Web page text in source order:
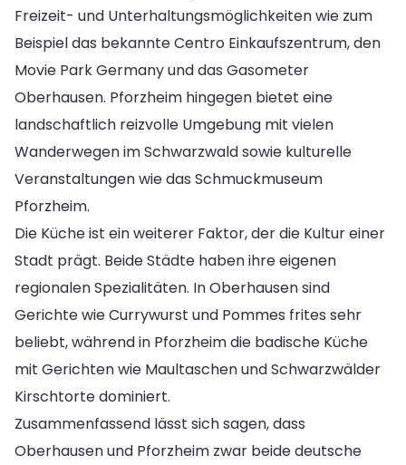
Freizeit- und Unterhaltungsmöglichkeiten wie zum
Beispiel das bekannte Centro Einkaufszentrum, den
Movie Park Germany und das Gasometer
Oberhausen. Pforzheim hingegen bietet eine
landschaftlich reizvolle Umgebung mit vielen
Wanderwegen im Schwarzwald sowie kulturelle
Veranstaltungen wie das Schmuckmuseum
Pforzheim.
Die Küche ist ein weiterer Faktor, der die Kultur einer
Stadt prägt. Beide Städte haben ihre eigenen
regionalen Spezialitäten. In Oberhausen sind
Gerichte wie Currywurst und Pommes frites sehr
beliebt, während in Pforzheim die badische Küche
mit Gerichten wie Maultaschen und Schwarzwälder
Kirschtorte dominiert.
Zusammenfassend lässt sich sagen, dass
Oberhausen und Pforzheim zwar beide deutsche